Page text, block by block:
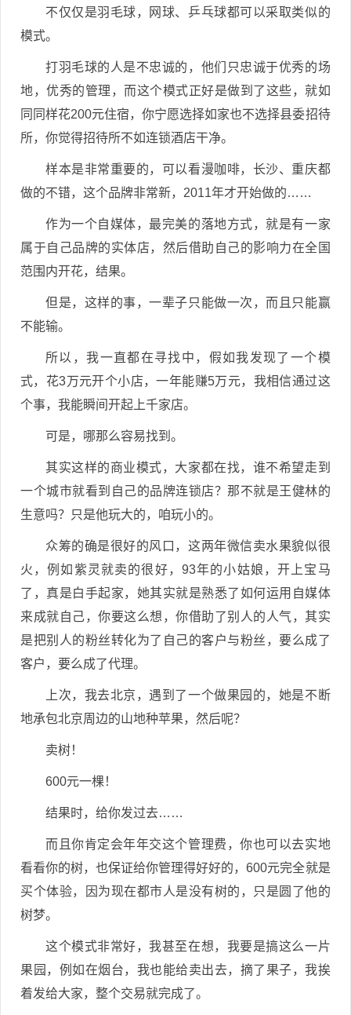
不仅仅是羽毛球，网球、乒乓球都可以采取类似的
模式。
打羽毛球的人是不忠诚的，他们只忠诚于优秀的场
地，优秀的管理，而这个模式正好是做到了这些，就如
同同样花200元住宿，你宁愿选择如家也不选择县委招待
所，你觉得招待所不如连锁酒店干净。
样本是非常重要的，可以看漫咖啡，长沙、重庆都
做的不错，这个品牌非常新，2011年才开始做的……
作为一个自媒体，最完美的落地方式，就是有一家
属于自己品牌的实体店，然后借助自己的影响力在全国
范围内开花，结果。
但是，这样的事，一辈子只能做一次，而且只能赢
不能输。
所以，我一直都在寻找中，假如我发现了一个模
式，花3万元开个小店，一年能赚5万元，我相信通过这
个事，我能瞬间开起上千家店。
可是，哪那么容易找到。
其实这样的商业模式，大家都在找，谁不希望走到
一个城市就看到自己的品牌连锁店？那不就是王健林的
生意吗？只是他玩大的，咱玩小的。
众筹的确是很好的风口，这两年微信卖水果貌似很
火，例如紫灵就卖的很好，93年的小姑娘，开上宝马
了，真是白手起家，她其实就是熟悉了如何运用自媒体
来成就自己，你要这么想，你借助了别人的人气，其实
是把别人的粉丝转化为了自己的客户与粉丝，要么成了
客户，要么成了代理。
上次，我去北京，遇到了一个做果园的，她是不断
地承包北京周边的山地种苹果，然后呢？
卖树！
600元一棵！
结果时，给你发过去……
而且你肯定会年年交这个管理费，你也可以去实地
看看你的树，也保证给你管理得好好的，600元完全就是
买个体验，因为现在都市人是没有树的，只是圆了他的
树梦。
这个模式非常好，我甚至在想，我要是搞这么一片
果园，例如在烟台，我也能给卖出去，摘了果子，我挨
着发给大家，整个交易就完成了。